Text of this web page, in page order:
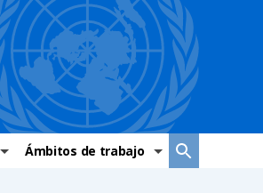
Ámbitos de trabajo